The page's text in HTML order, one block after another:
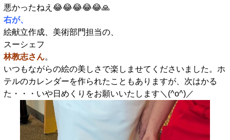
悪かったねえ😂😂😂😂😂🙏
右が、
絵献立作成、美術部門担当の、
スーシェフ
林教志さん。
いつもながらの絵の美しさで楽しませてくださいました。ホ
テルのカレンダーを作られたこともありますが、次はかる
た・・・いや日めくりをお願いいたします＼(^o^)／